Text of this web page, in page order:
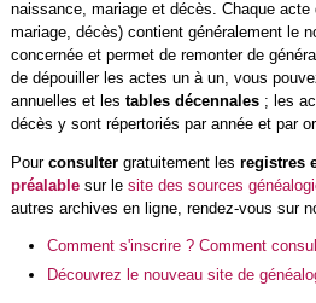
naissance, mariage et décès. Chaque acte
mariage, décès) contient généralement le
concernée et permet de remonter de
de dépouiller les actes un à un, vous
annuelles et les tables décennales ; les
décès y sont répertoriés par année et par
Pour consulter gratuitement les registres
préalablesur le site des sources
autres archives en ligne, rendez-vous sur
Comment s'inscrire ? Comment
Découvrez le nouveau site de